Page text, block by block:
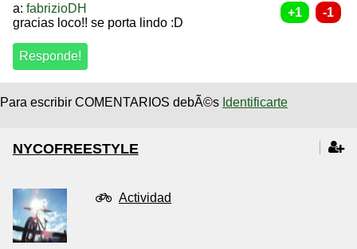
a: fabrizioDH
gracias loco!! se porta lindo :D
Para escribir COMENTARIOS debÃ©s Identificarte
NYCOFREESTYLE
Actividad